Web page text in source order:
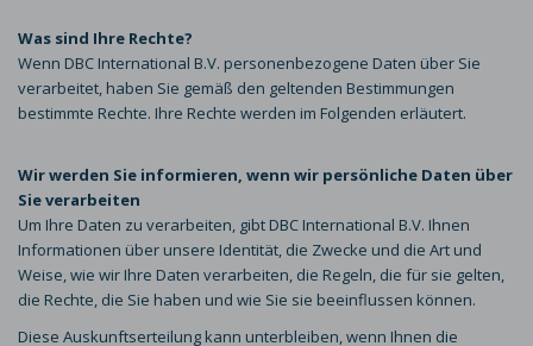
Was sind Ihre Rechte?
Wenn DBC International B.V. personenbezogene Daten über Sie
verarbeitet, haben Sie gemäß den geltenden Bestimmungen
bestimmte Rechte. Ihre Rechte werden im Folgenden erläutert.
Wir werden Sie informieren, wenn wir persönliche Daten über
Sie verarbeiten
Um Ihre Daten zu verarbeiten, gibt DBC International B.V. Ihnen
Informationen über unsere Identität, die Zwecke und die Art und
Weise, wie wir Ihre Daten verarbeiten, die Regeln, die für sie gelten,
die Rechte, die Sie haben und wie Sie sie beeinflussen können.
Diese Auskunftserteilung kann unterbleiben, wenn Ihnen die